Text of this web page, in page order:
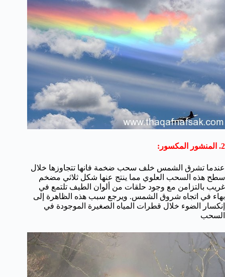
2. المنشور المكسور:
عندما تشرق الشمس خلف سحب ضخمة فانها تتجاوزها خلال
سطح هذه السحب العلوي مما ينتج عنها شكل ثلاثي مضخم
غريب بالتزامن مع وجود حلقات من ألوان الطيف تلتمع في
بهاء في اتجاه شروق الشمس. ويرجع سبب هذه الظاهرة إلى
إنكسار الضوء خلال قطرات المياه الصغيرة الموجودة في
السحب